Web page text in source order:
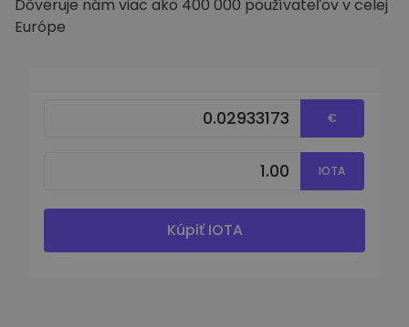
Dôveruje nám viac ako 400 000 používateľov v celej
Európe
€
IOTA
Kúpiť IOTA